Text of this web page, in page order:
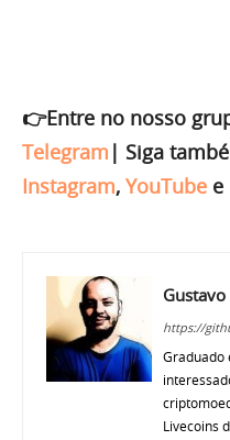
👉Entre no nosso
Telegram | Siga
Instagram, YouTube e
https://
Graduado
Livecoins